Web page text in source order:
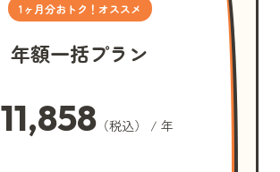
1ヶ月分おトク！オススメ
年額一括プラン
11,858 （税込） / 年